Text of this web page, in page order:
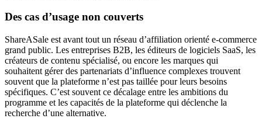
Des cas d’usage non couverts
ShareASale est avant tout un réseau d’affiliation orienté e-commerce
grand public. Les entreprises B2B, les éditeurs de logiciels SaaS, les
créateurs de contenu spécialisé, ou encore les marques qui
souhaitent gérer des partenariats d’influence complexes trouvent
souvent que la plateforme n’est pas taillée pour leurs besoins
spécifiques. C’est souvent ce décalage entre les ambitions du
programme et les capacités de la plateforme qui déclenche la
recherche d’une alternative.